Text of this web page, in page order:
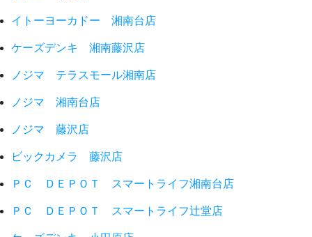
イトーヨーカドー 湘南台店
ケーズデンキ 湘南藤沢店
ノジマ テラスモール湘南店
ノジマ 湘南台店
ノジマ 藤沢店
ビックカメラ 藤沢店
ＰＣ ＤＥＰＯＴ スマートライフ湘南台店
ＰＣ ＤＥＰＯＴ スマートライフ辻堂店